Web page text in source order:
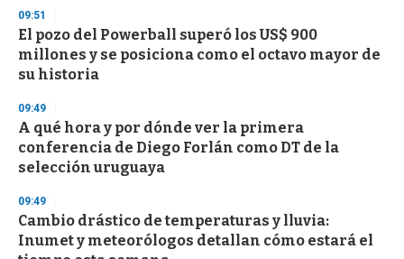
09:51
El pozo del Powerball superó los US$ 900
millones y se posiciona como el octavo mayor de
su historia
09:49
A qué hora y por dónde ver la primera
conferencia de Diego Forlán como DT de la
selección uruguaya
09:49
Cambio drástico de temperaturas y lluvia:
Inumet y meteorólogos detallan cómo estará el